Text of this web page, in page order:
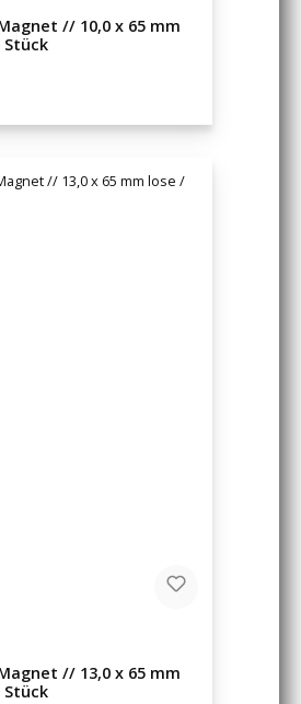
// 10,0 x 65 mm
Stück
// 13,0 x 65 mm
Stück